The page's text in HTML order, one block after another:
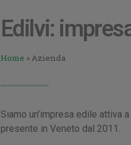
Edilvi:
Home »Azienda
Siamo un’impresa edile attiva
presente in Veneto dal 2011.